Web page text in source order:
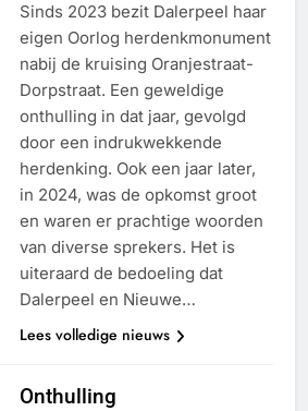
Sinds 2023 bezit Dalerpeel haar
eigen Oorlog herdenkmonument
nabij de kruising Oranjestraat-
Dorpstraat. Een geweldige
onthulling in dat jaar, gevolgd
door een indrukwekkende
herdenking. Ook een jaar later,
in 2024, was de opkomst groot
en waren er prachtige woorden
van diverse sprekers. Het is
uiteraard de bedoeling dat
Dalerpeel en Nieuwe…
Lees volledige nieuws
Onthulling